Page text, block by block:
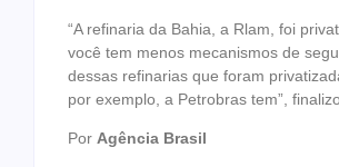
“A refinaria da Bahia, a Rlam, foi
você tem menos mecanismos de
dessas refinarias que foram
por exemplo, a Petrobras tem”,
Por Agência Brasil